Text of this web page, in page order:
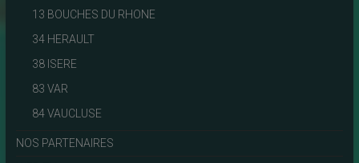
13 BOUCHES DU RHONE
34 HERAULT
38 ISERE
83 VAR
84 VAUCLUSE
NOS PARTENAIRES